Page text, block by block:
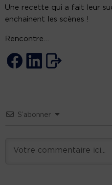
Une recette qui a fait leur
enchainent les scènes !
Rencontre…
S’abonner